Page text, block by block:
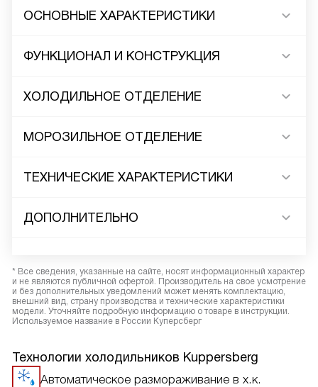
ОСНОВНЫЕ ХАРАКТЕРИСТИКИ
ФУНКЦИОНАЛ И КОНСТРУКЦИЯ
ХОЛОДИЛЬНОЕ ОТДЕЛЕНИЕ
МОРОЗИЛЬНОЕ ОТДЕЛЕНИЕ
ТЕХНИЧЕСКИЕ ХАРАКТЕРИСТИКИ
ДОПОЛНИТЕЛЬНО
* Все сведения, указанные на сайте, носят информационный характер
и не являются публичной офертой. Производитель на свое усмотрение
и без дополнительных уведомлений может менять комплектацию,
внешний вид, страну производства и технические характеристики
модели. Уточняйте подробную информацию о товаре в инструкции.
Используемое название в России Куперсберг
Технологии холодильников Kuppersberg
Автоматическое размораживание в х.к.